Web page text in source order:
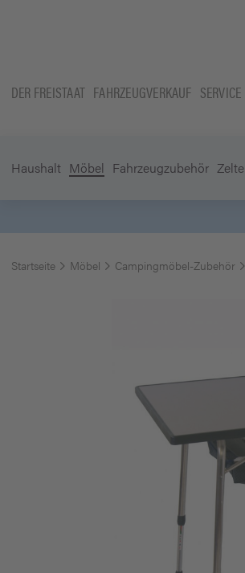
DER FREISTAAT FAHRZEUGVERKAUF SERVICE
Haushalt Möbel Fahrzeugzubehör Zelte
Startseite Möbel Campingmöbel-Zubehör